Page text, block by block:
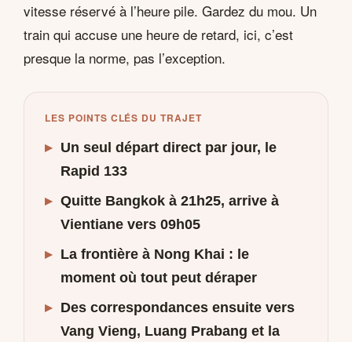
vitesse réservé à l’heure pile. Gardez du mou. Un
train qui accuse une heure de retard, ici, c’est
presque la norme, pas l’exception.
LES POINTS CLÉS DU TRAJET
▸ Un seul départ direct par jour, le
Rapid 133
▸ Quitte Bangkok à 21h25, arrive à
Vientiane vers 09h05
▸ La frontière à Nong Khai : le
moment où tout peut déraper
▸ Des correspondances ensuite vers
Vang Vieng, Luang Prabang et la